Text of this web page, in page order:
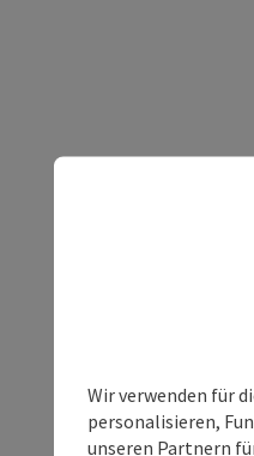
Wir verwenden für
personalisieren,
unseren Partnern